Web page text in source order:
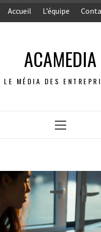
Accueil L’équipe
ACAMEDIA
LE MÉDIA DES
Menu